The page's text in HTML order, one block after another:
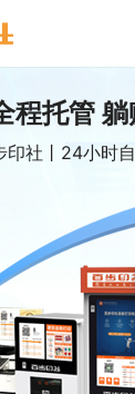
程托管
印社丨24小时